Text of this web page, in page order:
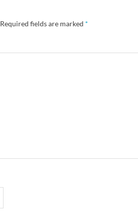
Required fields are marked *